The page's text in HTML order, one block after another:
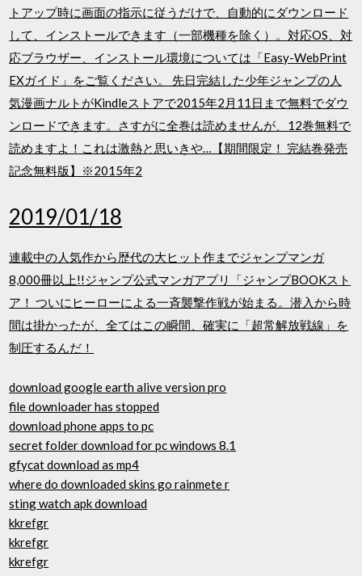
トアップ時に画面の指示に従うだけで、自動的にダウンロード
して、インストールできます（一部機種を除く）。対応OS、対
応ブラウザー、インストール環境については「Easy-WebPrint
EXガイド」をご覧ください。 先日完結した少年ジャンプの人
気漫画ナルトがKindleストアで2015年2月11日まで無料でダウ
ンロードできます。さすがに全巻は読めませんが、12巻無料で
読めますよ！これは激熱と思いきや…【期間限定！ 完結巻発売
記念無料版】※2015年2
2019/01/18
連載中の人気作から歴代の大ヒット作までジャンプマンガ
8,000冊以上!!ジャンプ公式マンガアプリ「ジャンプBOOKスト
ア！ ついにヒーローによる一斉襲撃作戦が始まる。潜入から時
間は掛かったが、全てはこの瞬間、確実に「超常解放戦線」を
制圧するんだ！
download google earth alive version pro
file downloader has stopped
download phone apps to pc
secret folder download for pc windows 8.1
gfycat download as mp4
where do downloaded skins go rainmete r
sting watch apk download
kkrefgr
kkrefgr
kkrefgr